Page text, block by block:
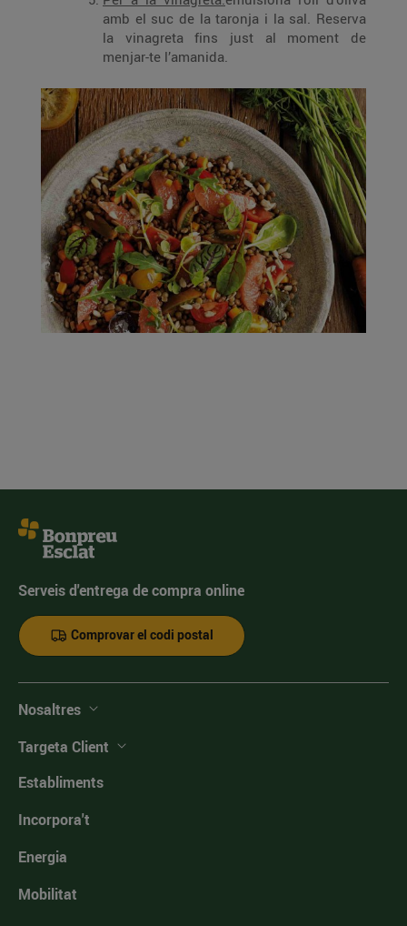
amb el suc de la taronja i la sal. Reserva
la vinagreta fins just al moment de
menjar-te l’amanida.
Serveis d'entrega de compra online
Comprovar el codi postal
Nosaltres
Targeta Client
Establiments
Incorpora't
Energia
Mobilitat